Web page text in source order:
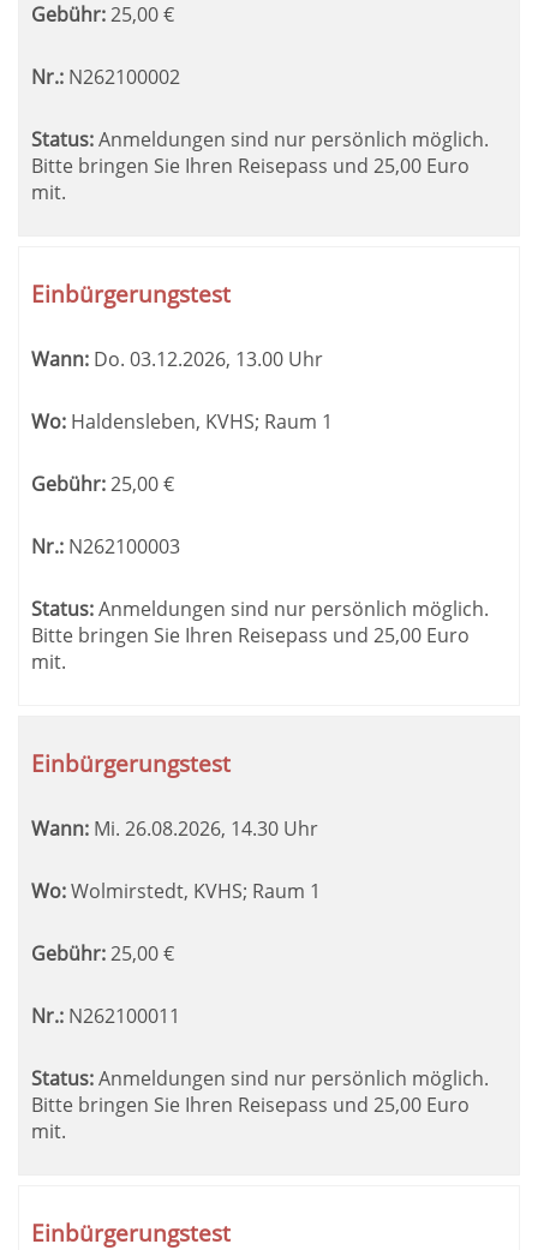
Gebühr:25,00€
Nr.: N262100002
Status:Anmeldungen sind nur persönlich möglich.
Bitte bringen Sie Ihren Reisepass und 25,00 Euro
mit.
Einbürgerungstest
Wann: Do. 03.12.2026, 13.00 Uhr
Wo: Haldensleben, KVHS; Raum 1
Gebühr:25,00€
Nr.: N262100003
Status:Anmeldungen sind nur persönlich möglich.
Bitte bringen Sie Ihren Reisepass und 25,00 Euro
mit.
Einbürgerungstest
Wann: Mi. 26.08.2026, 14.30 Uhr
Wo:Wolmirstedt, KVHS; Raum 1
Gebühr:25,00€
Nr.: N262100011
Status:Anmeldungen sind nur persönlich möglich.
Bitte bringen Sie Ihren Reisepass und 25,00 Euro
mit.
Einbürgerungstest